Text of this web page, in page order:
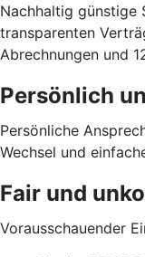
Nachhaltig günstige
transparenten
Abrechnungen und
Persönlich
Persönliche
Wechsel und
Fair und
Vorausschauender